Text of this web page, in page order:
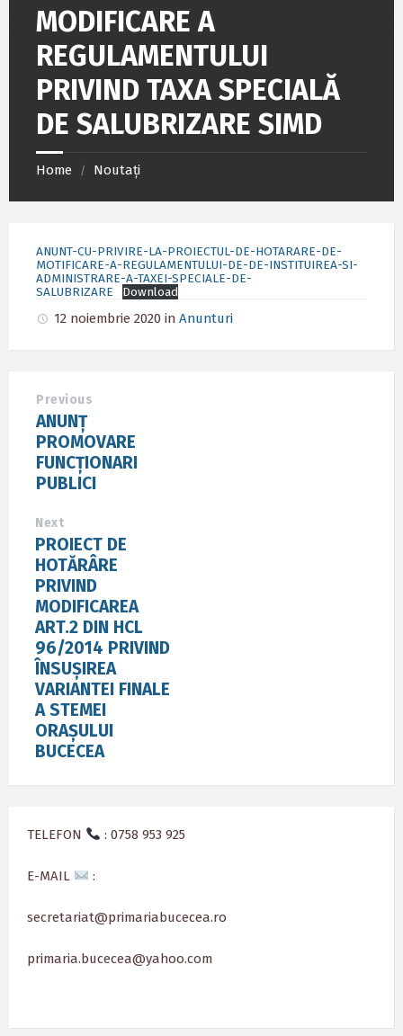
MODIFICARE A
REGULAMENTULUI
PRIVIND TAXA SPECIALĂ
DE SALUBRIZARE SIMD
Home / Noutați
ANUNT-CU-PRIVIRE-LA-PROIECTUL-DE-HOTARARE-DE-
MOTIFICARE-A-REGULAMENTULUI-DE-DE-INSTITUIREA-SI-
ADMINISTRARE-A-TAXEI-SPECIALE-DE-
SALUBRIZARE
Download
12 noiembrie 2020 in Anunturi
Previous
ANUNȚ
PROMOVARE
FUNCȚIONARI
PUBLICI
Next
PROIECT DE
HOTĂRÂRE
PRIVIND
MODIFICAREA
ART.2 DIN HCL
96/2014 PRIVIND
ÎNSUȘIREA
VARIANTEI FINALE
A STEMEI
ORAȘULUI
BUCECEA
TELEFON : 0758 953 925
E-MAIL :
secretariat@primariabucecea.ro
primaria.bucecea@yahoo.com